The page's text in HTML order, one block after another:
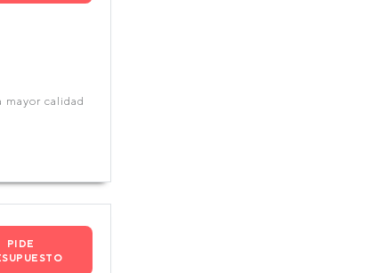
calidad
PIDE